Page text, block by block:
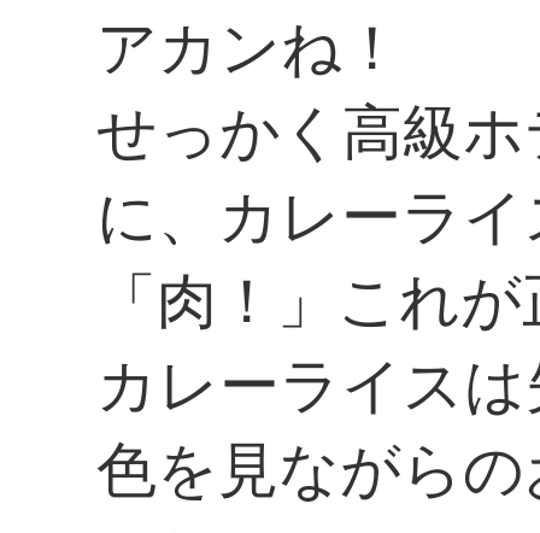
アカンね！
せっかく高級
に、カレーラ
「肉！」これ
カレーライス
色を見ながら